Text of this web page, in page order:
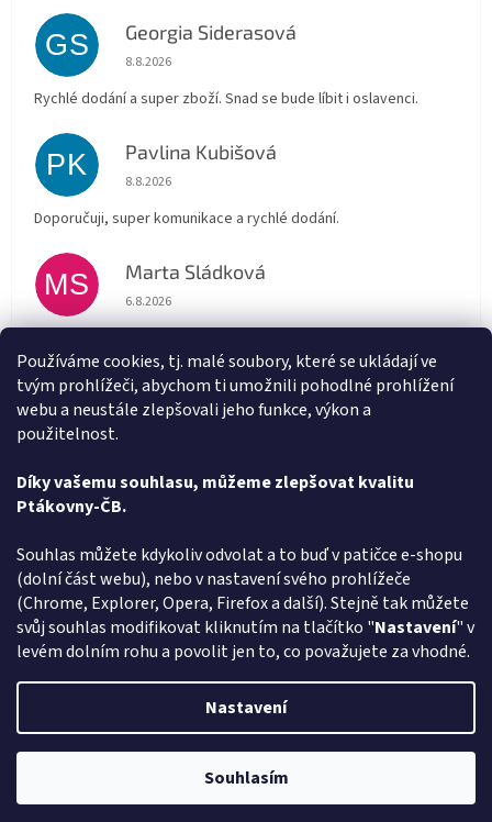
Používáme cookies, tj. malé soubory, které se ukládají ve
tvým prohlížeči, abychom ti umožnili pohodlné prohlížení
webu a neustále zlepšovali jeho funkce, výkon a
použitelnost.
Díky vašemu souhlasu, můžeme zlepšovat kvalitu
Ptákovny-ČB.
Souhlas můžete kdykoliv odvolat a to buď v patičce e-shopu
(dolní část webu), nebo v nastavení svého prohlížeče
(Chrome, Explorer, Opera, Firefox a další). Stejně tak můžete
svůj souhlas modifikovat kliknutím na tlačítko "Nastavení" v
levém dolním rohu a povolit jen to, co považujete za vhodné.
Nastavení
Souhlasím
GS Georgia Siderasová
Hodnocení obchodu je 5 z 5 hvězdiček.
8.8.2026
Rychlé dodání a super zboží. Snad se bude líbit i oslavenci.
PK Pavlina Kubišová
Hodnocení obchodu je 5 z 5 hvězdiček.
8.8.2026
Doporučuji, super komunikace a rychlé dodání.
MS Marta Sládková
Hodnocení obchodu je 5 z 5 hvězdiček.
6.8.2026
AT Alena Trchova
Hodnocení obchodu je 5 z 5 hvězdiček.
5.8.2026
Způsob ověřování recenzí
Copyright 2026Ptákoviny-CB. Všechna práva vyhrazena.Upravit
nastavení cookies